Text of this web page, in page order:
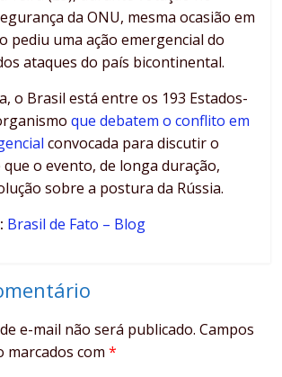
da ONU, mesma ocasião em
pediu uma ação emergencial do
ataques do país bicontinental.
o Brasil está entre os 193 Estados-
que debatem o conflito em
convocada para discutir o
que o evento, de longa duração,
sobre a postura da Rússia.
Brasil de Fato – Blog
e-mail não será publicado. Campos
marcados com*